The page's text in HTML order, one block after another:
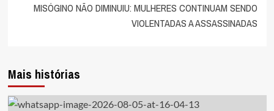
MISÓGINO NÃO DIMINUIU: MULHERES CONTINUAM SENDO
VIOLENTADAS A ASSASSINADAS
Mais histórias